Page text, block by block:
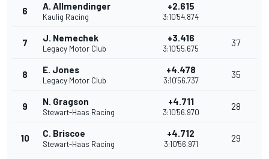
6 A. Allmendinger
Kaulig Racing
+2.615
3:10'54.874
7 J. Nemechek
Legacy Motor Club
+3.416
3:10'55.675
37
8 E. Jones
Legacy Motor Club
+4.478
3:10'56.737
35
9 N. Gragson
Stewart-Haas Racing
+4.711
3:10'56.970
28
10 C. Briscoe
Stewart-Haas Racing
+4.712
3:10'56.971
29